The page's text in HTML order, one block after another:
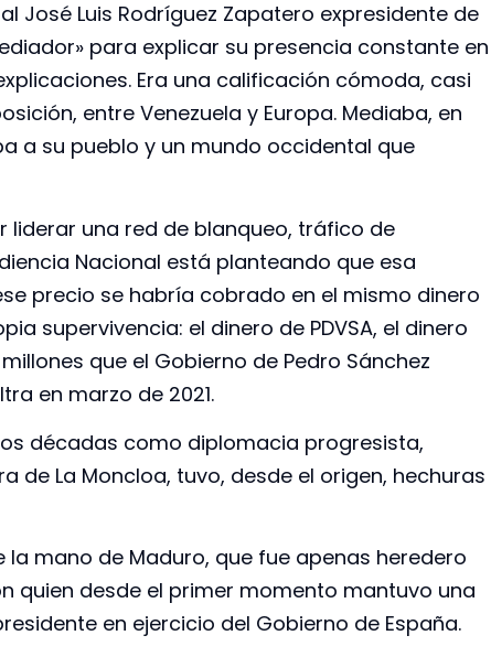
José Luis Rodríguez Zapatero expresidente de
para explicar su presencia constante en
Era una calificación cómoda, casi
entre Venezuela y Europa. Mediaba, en
a su pueblo y un mundo occidental que
una red de blanqueo, tráfico de
Nacional está planteando que esa
precio se habría cobrado en el mismo dinero
supervivencia: el dinero de PDVSA, el dinero
que el Gobierno de Pedro Sánchez
en marzo de 2021.
décadas como diplomacia progresista,
de La Moncloa, tuvo, desde el origen, hechuras
la mano de Maduro, que fue apenas heredero
quien desde el primer momento mantuvo una
en ejercicio del Gobierno de España.